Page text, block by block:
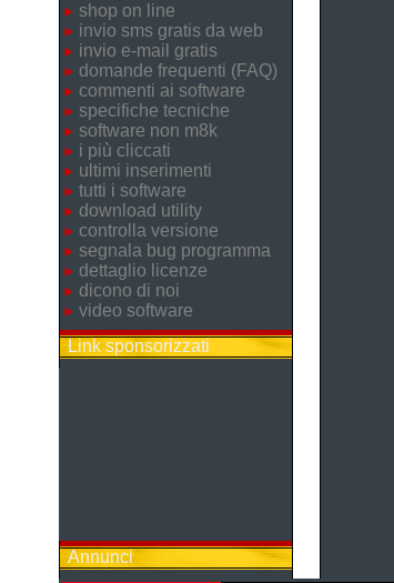
shop on line
invio sms gratis da web
invio e-mail gratis
domande frequenti (FAQ)
commenti ai software
specifiche tecniche
software non m8k
i più cliccati
ultimi inserimenti
tutti i software
download utility
controlla versione
segnala bug programma
dettaglio licenze
dicono di noi
video software
Link sponsorizzati
Annunci